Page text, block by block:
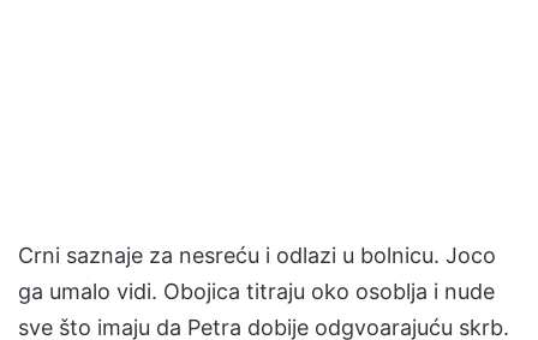
Crni saznaje za nesreću i odlazi u bolnicu. Joco
ga umalo vidi. Obojica titraju oko osoblja i nude
sve što imaju da Petra dobije odgvoarajuću skrb.